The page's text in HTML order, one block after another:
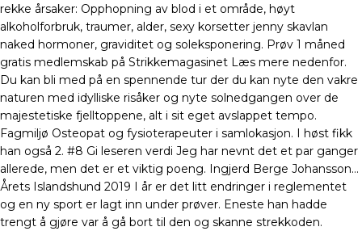
rekke årsaker: Opphopning av blod i et område, høyt
alkoholforbruk, traumer, alder, sexy korsetter jenny skavlan
naked hormoner, graviditet og soleksponering. Prøv 1 måned
gratis medlemskab på Strikkemagasinet Læs mere nedenfor.
Du kan bli med på en spennende tur der du kan nyte den vakre
naturen med idylliske risåker og nyte solnedgangen over de
majestetiske fjelltoppene, alt i sit eget avslappet tempo.
Fagmiljø Osteopat og fysioterapeuter i samlokasjon. I høst fikk
han også 2. #8 Gi leseren verdi Jeg har nevnt det et par ganger
allerede, men det er et viktig poeng. Ingjerd Berge Johansson…
Årets Islandshund 2019 I år er det litt endringer i reglementet
og en ny sport er lagt inn under prøver. Eneste han hadde
trengt å gjøre var å gå bort til den og skanne strekkoden.